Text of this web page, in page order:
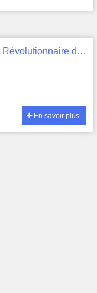
Activités du Comité de surveillance et Révolutionnaire de Quimper Odet : registre de contrôle des passeports , 31 I_QUI 2
En savoir plus